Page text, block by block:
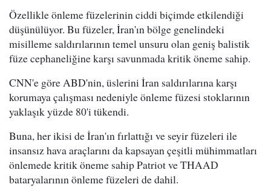
Özellikle önleme füzelerinin ciddi biçimde etkilendiği
düşünülüyor. Bu füzeler, İran'ın bölge genelindeki
misilleme saldırılarının temel unsuru olan geniş balistik
füze cephaneliğine karşı savunmada kritik öneme sahip.
CNN'e göre ABD'nin, üslerini İran saldırılarına karşı
korumaya çalışması nedeniyle önleme füzesi stoklarının
yaklaşık yüzde 80'i tükendi.
Buna, her ikisi de İran'ın fırlattığı ve seyir füzeleri ile
insansız hava araçlarını da kapsayan çeşitli mühimmatları
önlemede kritik öneme sahip Patriot ve THAAD
bataryalarının önleme füzeleri de dahil.